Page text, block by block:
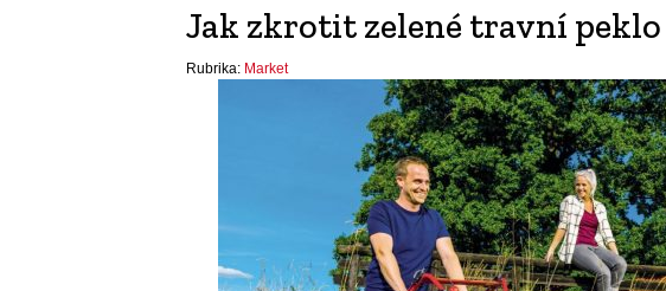
Jak zkrotit zelené travní peklo
Rubrika: Market